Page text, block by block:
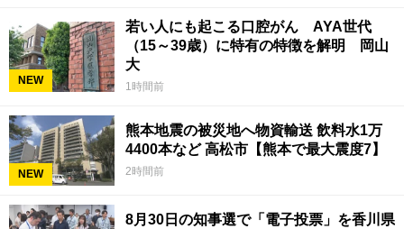
NEW
若い人にも起こる口腔がん AYA世代
（15～39歳）に特有の特徴を解明 岡山
大
1時間前
NEW
熊本地震の被災地へ物資輸送 飲料水1万
4400本など 高松市【熊本で最大震度7】
2時間前
8月30日の知事選で「電子投票」を香川県